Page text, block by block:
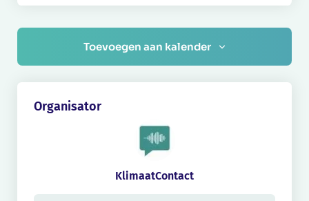
Toevoegen aan kalender
Organisator
KlimaatContact